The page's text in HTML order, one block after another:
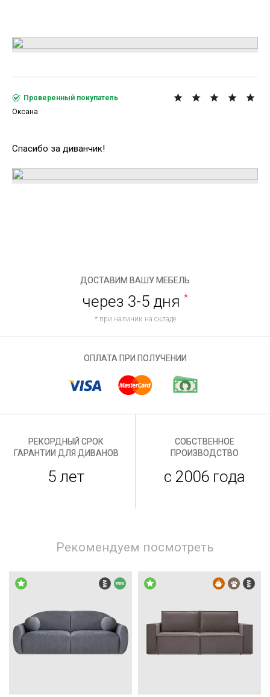
Спасибо за диванчик!
Проверенный покупатель
Оксана
ДОСТАВИМ ВАШУ МЕБЕЛЬ
через 3-5 дня *
* при наличии на складе
ОПЛАТА ПРИ ПОЛУЧЕНИИ
РЕКОРДНЫЙ СРОК
ГАРАНТИИ ДЛЯ ДИВАНОВ
5 лет
СОБСТВЕННОЕ
ПРОИЗВОДСТВО
с 2006 года
Рекомендуем посмотреть